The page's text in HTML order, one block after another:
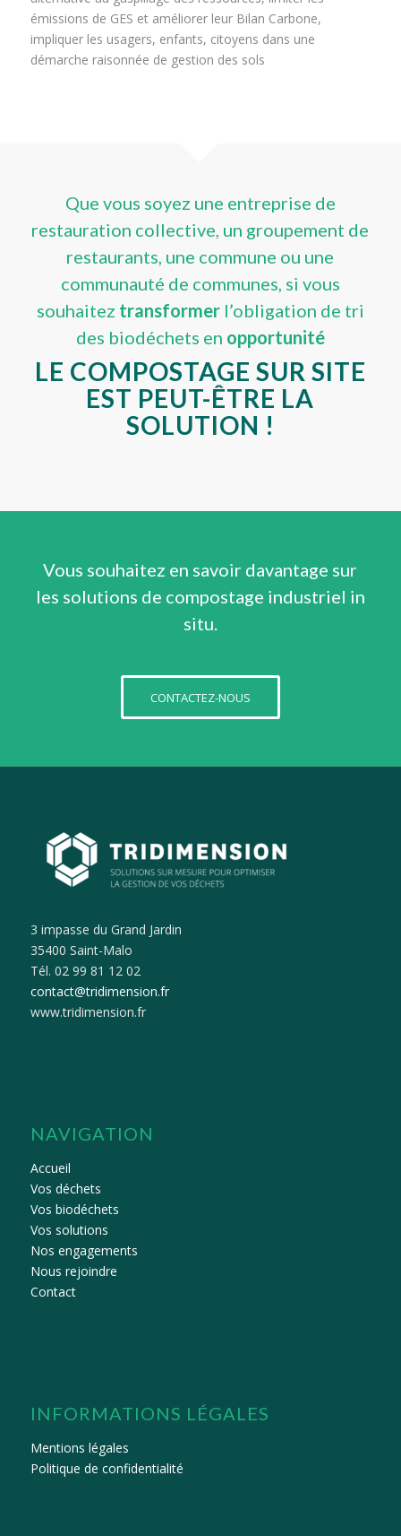
émissions de GES et améliorer leur Bilan Carbone,
impliquer les usagers, enfants, citoyens dans une
démarche raisonnée de gestion des sols
Que vous soyez une entreprise de
restauration collective, un groupement de
restaurants, une commune ou une
communauté de communes, si vous
souhaitez transformerl’obligation de tri
des biodéchets en opportunité
LE COMPOSTAGE SUR SITE
EST PEUT-ÊTRE LA
SOLUTION !
Vous souhaitez en savoir davantage sur
les solutions de compostage industriel in
situ.
CONTACTEZ-NOUS
3 impasse du Grand Jardin
35400 Saint-Malo
Tél. 02 99 81 12 02
contact@tridimension.fr
www.tridimension.fr
NAVIGATION
Accueil
Vos déchets
Vos biodéchets
Vos solutions
Nos engagements
Nous rejoindre
Contact
INFORMATIONS LÉGALES
Mentions légales
Politique de confidentialité